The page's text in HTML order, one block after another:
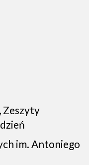
Zeszyty
im. Antoniego